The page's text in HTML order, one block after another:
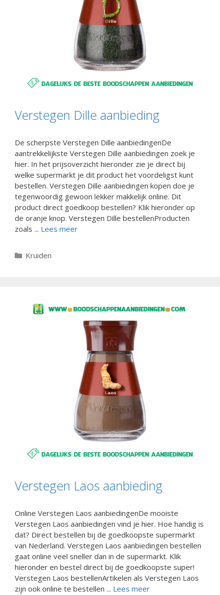
Verstegen Dille aanbieding
De scherpste Verstegen Dille aanbiedingenDe
aantrekkelijkste Verstegen Dille aanbiedingen zoek je
hier. In het prijsoverzicht hieronder zie je direct bij
welke supermarkt je dit product het voordeligst kunt
bestellen. Verstegen Dille aanbiedingen kopen doe je
tegenwoordig gewoon lekker makkelijk online. Dit
product direct goedkoop bestellen? Klik hieronder op
de oranje knop. Verstegen Dille bestellenProducten
zoals ... Lees meer
Categorieën
Kruiden
Verstegen Laos aanbieding
Online Verstegen Laos aanbiedingenDe mooiste
Verstegen Laos aanbiedingen vind je hier. Hoe handig is
dat? Direct bestellen bij de goedkoopste supermarkt
van Nederland. Verstegen Laos aanbiedingen bestellen
gaat online veel sneller dan in de supermarkt. Klik
hieronder en bestel direct bij de goedkoopste super!
Verstegen Laos bestellenArtikelen als Verstegen Laos
zijn ook online te bestellen ... Lees meer